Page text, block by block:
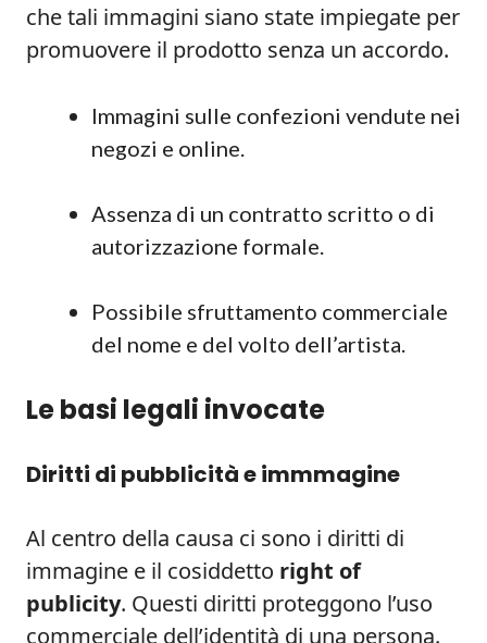
che tali immagini siano state impiegate per
promuovere il prodotto senza un accordo.
Immagini sulle confezioni vendute nei
negozi e online.
Assenza di un contratto scritto o di
autorizzazione formale.
Possibile sfruttamento commerciale
del nome e del volto dell’artista.
Le basi legali invocate
Diritti di pubblicità e immmagine
Al centro della causa ci sono i diritti di
immagine e il cosiddetto right of
publicity. Questi diritti proteggono l’uso
commerciale dell’identità di una persona.